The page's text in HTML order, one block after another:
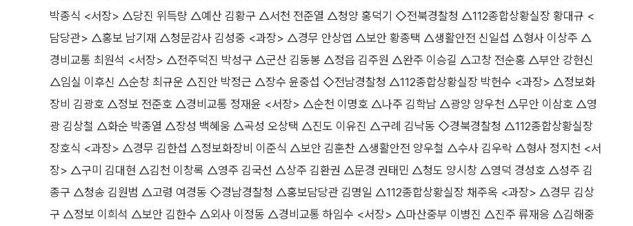
박종식 <서장> △당진 위득량 △예산 김황구 △서천 전준열 △청양 홍덕기 ◇전북경찰청 △112종합상황실장 황대규 <
담당관> △홍보 남기재 △청문감사 김성중 <과장> △경무 안상엽 △보안 황종택 △생활안전 신일섭 △형사 이상주 △
경비교통 최원석 <서장> △전주덕진 박성구 △군산 김동봉 △정읍 김주원 △완주 이승길 △고창 전순홍 △부안 강현신
△임실 이후신 △순창 최규운 △진안 박정근 △장수 윤중섭 ◇전남경찰청 △112종합상황실장 박헌수 <과장> △정보화
장비 김광호 △정보 전준호 △경비교통 정재윤 <서장> △순천 이명호 △나주 김학남 △광양 양우천 △무안 이삼호 △영
광 김상철 △화순 박종열 △장성 백혜웅 △곡성 오상택 △진도 이유진 △구례 김낙동 ◇경북경찰청 △112종합상황실장
장호식 <과장> △경무 김한섭 △정보화장비 이준식 △보안 김훈찬 △생활안전 양우철 △수사 김우락 △형사 정지천 <서
장> △구미 김대현 △김천 이창록 △영주 김국선 △상주 김환권 △문경 권태민 △청도 양시창 △영덕 경성호 △성주 김
종구 △청송 김원범 △고령 여경동 ◇경남경찰청 △홍보담당관 김명일 △112종합상황실장 채주옥 <과장> △경무 김상
구 △정보 이희석 △보안 김한수 △외사 이정동 △경비교통 하임수 <서장> △마산중부 이병진 △진주 류재응 △김해중